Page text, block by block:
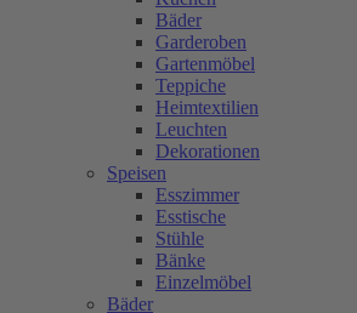
Bäder
Garderoben
Gartenmöbel
Teppiche
Heimtextilien
Leuchten
Dekorationen
Speisen
Esszimmer
Esstische
Stühle
Bänke
Einzelmöbel
Bäder